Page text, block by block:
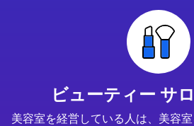
ビューティー サ
美容室を経営している人は、美容